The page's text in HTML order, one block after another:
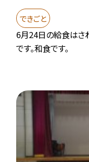
できごと
6月24日の給食はさ
です。和食です。